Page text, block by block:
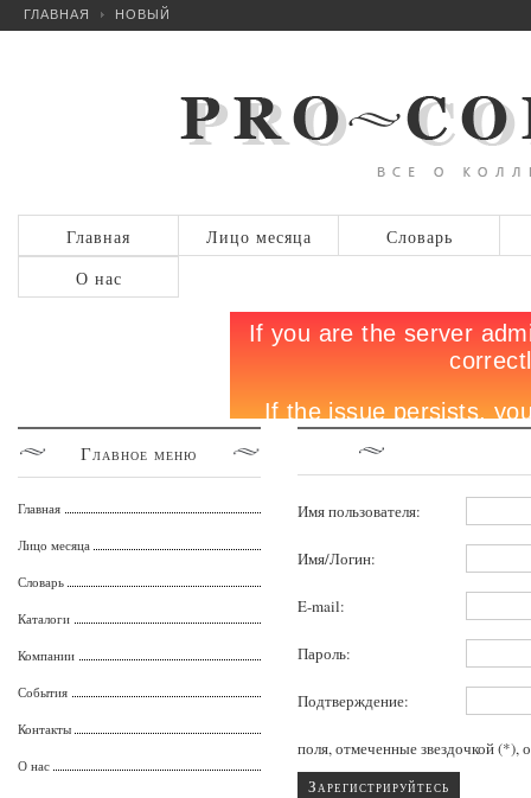
ГЛАВНАЯ НОВЫЙ
Главная Лицо месяца
Словарь
О нас
Имя пользователя:
Имя/Логин:
E-mail:
Пароль:
Подтверждение:
поля, отмеченные звездочкой (*),
Зарегистрируйтесь
Главное меню
Главная
Лицо месяца
Словарь
Каталоги
Компании
События
Контакты
О нас